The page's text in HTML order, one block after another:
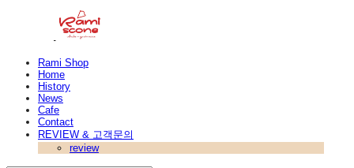
Rami Shop
Home
History
News
Cafe
Contact
REVIEW & 고객문의
review